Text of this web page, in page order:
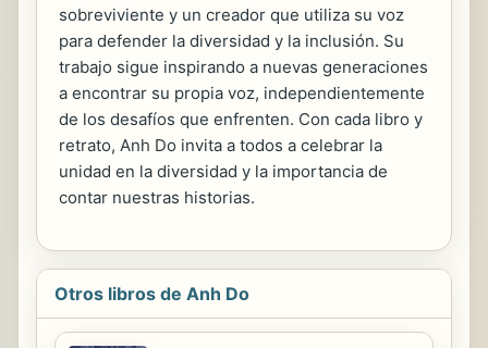
sobreviviente y un creador que utiliza su voz
para defender la diversidad y la inclusión. Su
trabajo sigue inspirando a nuevas generaciones
a encontrar su propia voz, independientemente
de los desafíos que enfrenten. Con cada libro y
retrato, Anh Do invita a todos a celebrar la
unidad en la diversidad y la importancia de
contar nuestras historias.
Otros libros de Anh Do